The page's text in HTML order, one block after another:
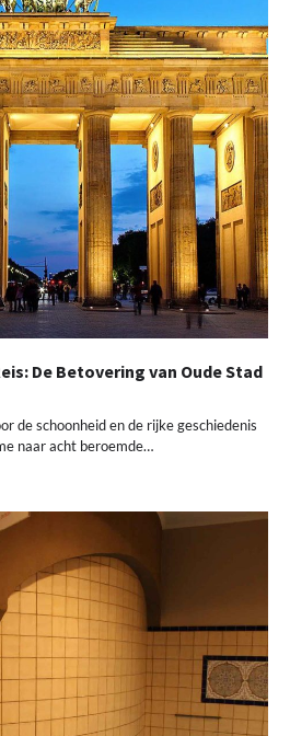
De Betovering van Oude Stad
de schoonheid en de rijke geschiedenis
naar acht beroemde…